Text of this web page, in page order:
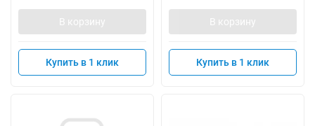
В корзину
Купить в 1 клик
В корзину
Купить в 1 клик